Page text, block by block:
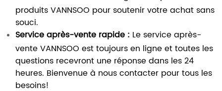
produits VANNSOO pour soutenir votre achat sans
souci.
Service après-vente rapide : Le service après-
vente VANNSOO est toujours en ligne et toutes les
questions recevront une réponse dans les 24
heures. Bienvenue à nous contacter pour tous les
besoins!